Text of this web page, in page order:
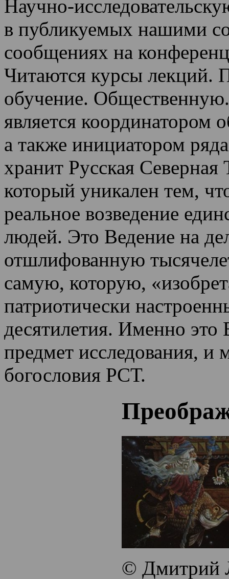
Научно-
в публикуемых нашими
сообщениях на
Читаются курсы лекций.
обучение.
является
а также инициатором
хранит Русская
который уникален тем,
реальное возведение
людей. Это Ведение на
отшлифованную
самую, которую,
патриотически
десятилетия. Именно это
предмет исследования, и
богословия РСТ.
© Дмитрий